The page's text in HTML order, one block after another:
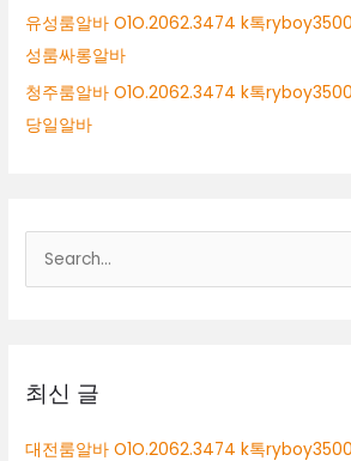
유성룸알바 O1O.2062.3474 k톡
성룸싸롱알바
청주룸알바 O1O.2062.3474 k톡
당일알바
색
최신 글
대전룸알바 O1O.2062.3474 k톡